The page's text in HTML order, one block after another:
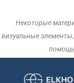
Некоторые
визуальные